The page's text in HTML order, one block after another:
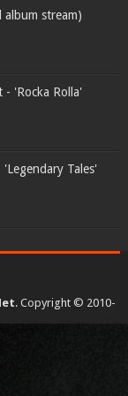
album stream)
- 'Rocka Rolla'
Tales'
. Copyright © 2010-